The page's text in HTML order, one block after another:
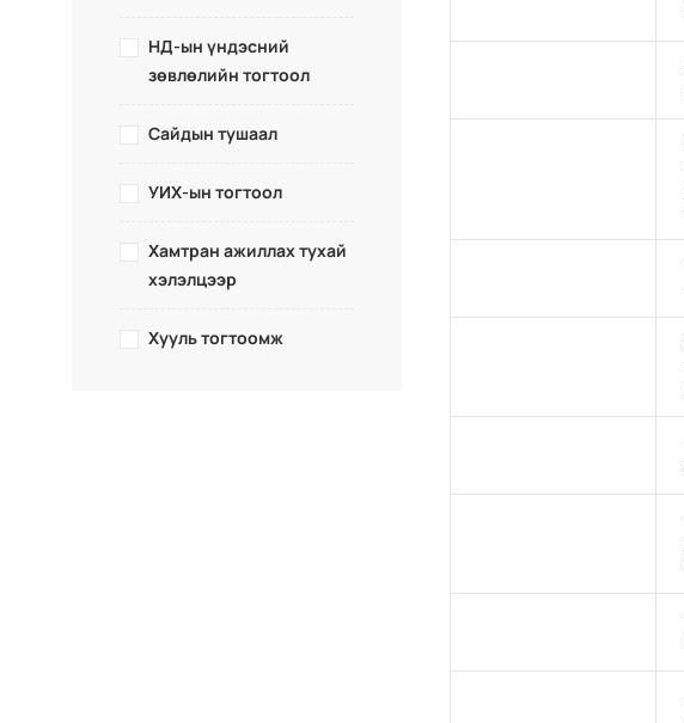
НД-ын үндэсний
зөвлөлийн тогтоол
Сайдын тушаал
УИХ-ын тогтоол
Хамтран ажиллах тухай
хэлэлцээр
Хууль тогтоомж